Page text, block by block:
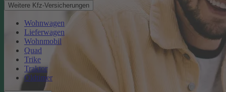
Weitere Kfz-Versicherungen
Wohnwagen
Lieferwagen
Wohnmobil
Quad
Trike
Traktor
Oldtimer